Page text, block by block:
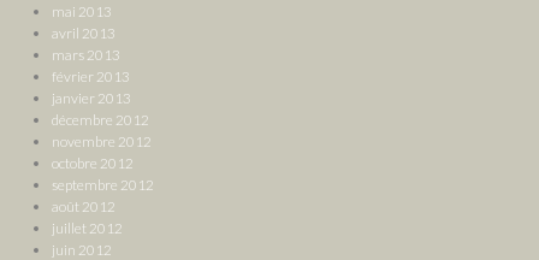
mai 2013
avril 2013
mars 2013
février 2013
janvier 2013
décembre 2012
novembre 2012
octobre 2012
septembre 2012
août 2012
juillet 2012
juin 2012